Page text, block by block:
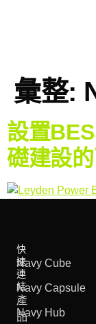
彙整:
設置
礎建設
快
速
連
結
產
品
Navy Cube​
Navy Capsule​
Navy Hub